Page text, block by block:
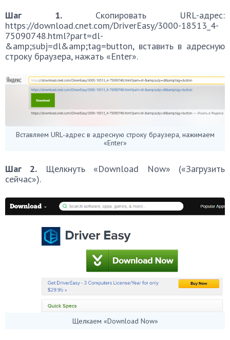
Шаг 1. Скопировать URL-адрес:
https://download.cnet.com/DriverEasy/3000-18513_4-
75090748.html?part=dl-
&amp;subj=dl&amp;tag=button, вставить в адресную
строку браузера, нажать «Enter».
Вставляем URL-адрес в адресную строку браузера, нажимаем
«Enter»
Шаг 2. Щелкнуть «Download Now» («Загрузить
сейчас»).
Щелкаем «Download Now»